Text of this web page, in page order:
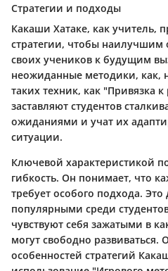
Стратегии и подходы
Какаши Хатаке, как учитель,
стратегии, чтобы наилучшим
своих учеников к будущим
неожиданные методики, как,
таких техник, как "Привязка
заставляют студентов
ожиданиями и учат их
ситуации.
Ключевой характеристикой
гибкость. Он понимает, что
требует особого подхода.
популярными среди
чувствуют себя зажатыми в
могут свободно
особенностей стратегий